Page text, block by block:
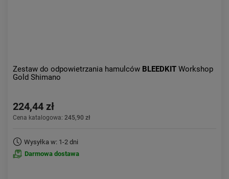
Zestaw do odpowietrzania hamulców BLEEDKIT Workshop
Gold Shimano
224,44 zł
Cena katalogowa: 245,90 zł
Wysyłka w: 1-2 dni
Darmowa dostawa